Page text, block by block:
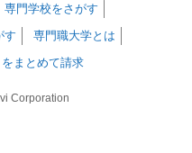
専門学校をさがす
す
専門職大学とは
まとめて請求
Corporation